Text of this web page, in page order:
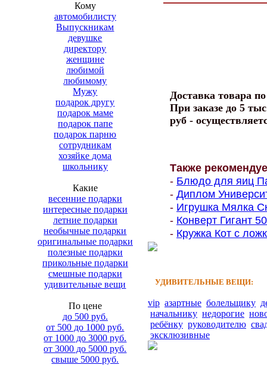
Кому
автомобилисту
Выпускникам
девушке
директору
женщине
любимой
любимому
Мужу
подарок другу
подарок маме
подарок папе
подарок парню
сотрудникам
хозяйке дома
школьнику
Какие
весенние подарки
интересные подарки
летние подарки
необычные подарки
оригинальные подарки
полезные подарки
прикольные подарки
смешные подарки
удивительные вещи
По цене
до 500 руб.
от 500 до 1000 руб.
от 1000 до 3000 руб.
от 3000 до 5000 руб.
свыше 5000 руб.
Доставка товара
При заказе до 5
руб -
Также
- Блюдо для яиц
- Диплом
- Игрушка Мялка
- Конверт Гигант
- Кружка Кот с
УДИВИТЕЛЬНЫЕ ВЕЩИ:
vip азартные болельщику
начальнику недорогие
ребёнку руководителю
эксклюзивные